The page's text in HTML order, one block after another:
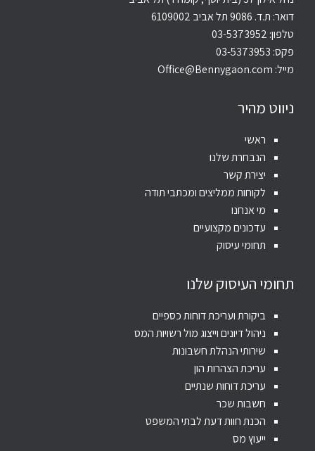
דואר: ת.ד. 9086 תל אביב 6109002
טלפון: 03-5373952
פקס: 03-5373953
מייל: Office@Bennygaon.com
ניווט מהיר
ראשי
הנבחרת שלנו
יצירת קשר
לקוחות ממליצים ומכתבי תודה
מי אנחנו
עדכונים מקצועיים
תחומי עיסוק
תחומי העיסוק שלנו
ביקורת ועריכת דוחות כספיים
ניהול דיונים וייצוג מול רשויות המס
שירותי הנהלת חשבונות
עריכת הצהרות הון
עריכת דוחות שנתיים
חשבות שכר
הכנת חוות דעת לבתי המשפט
ייעוץ מס